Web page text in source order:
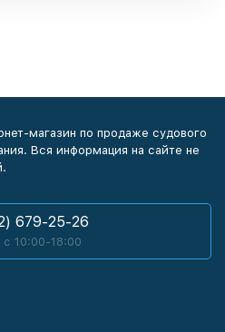
магазин по продаже судового
Вся информация на сайте не
679-25-26
с 10:00-18:00